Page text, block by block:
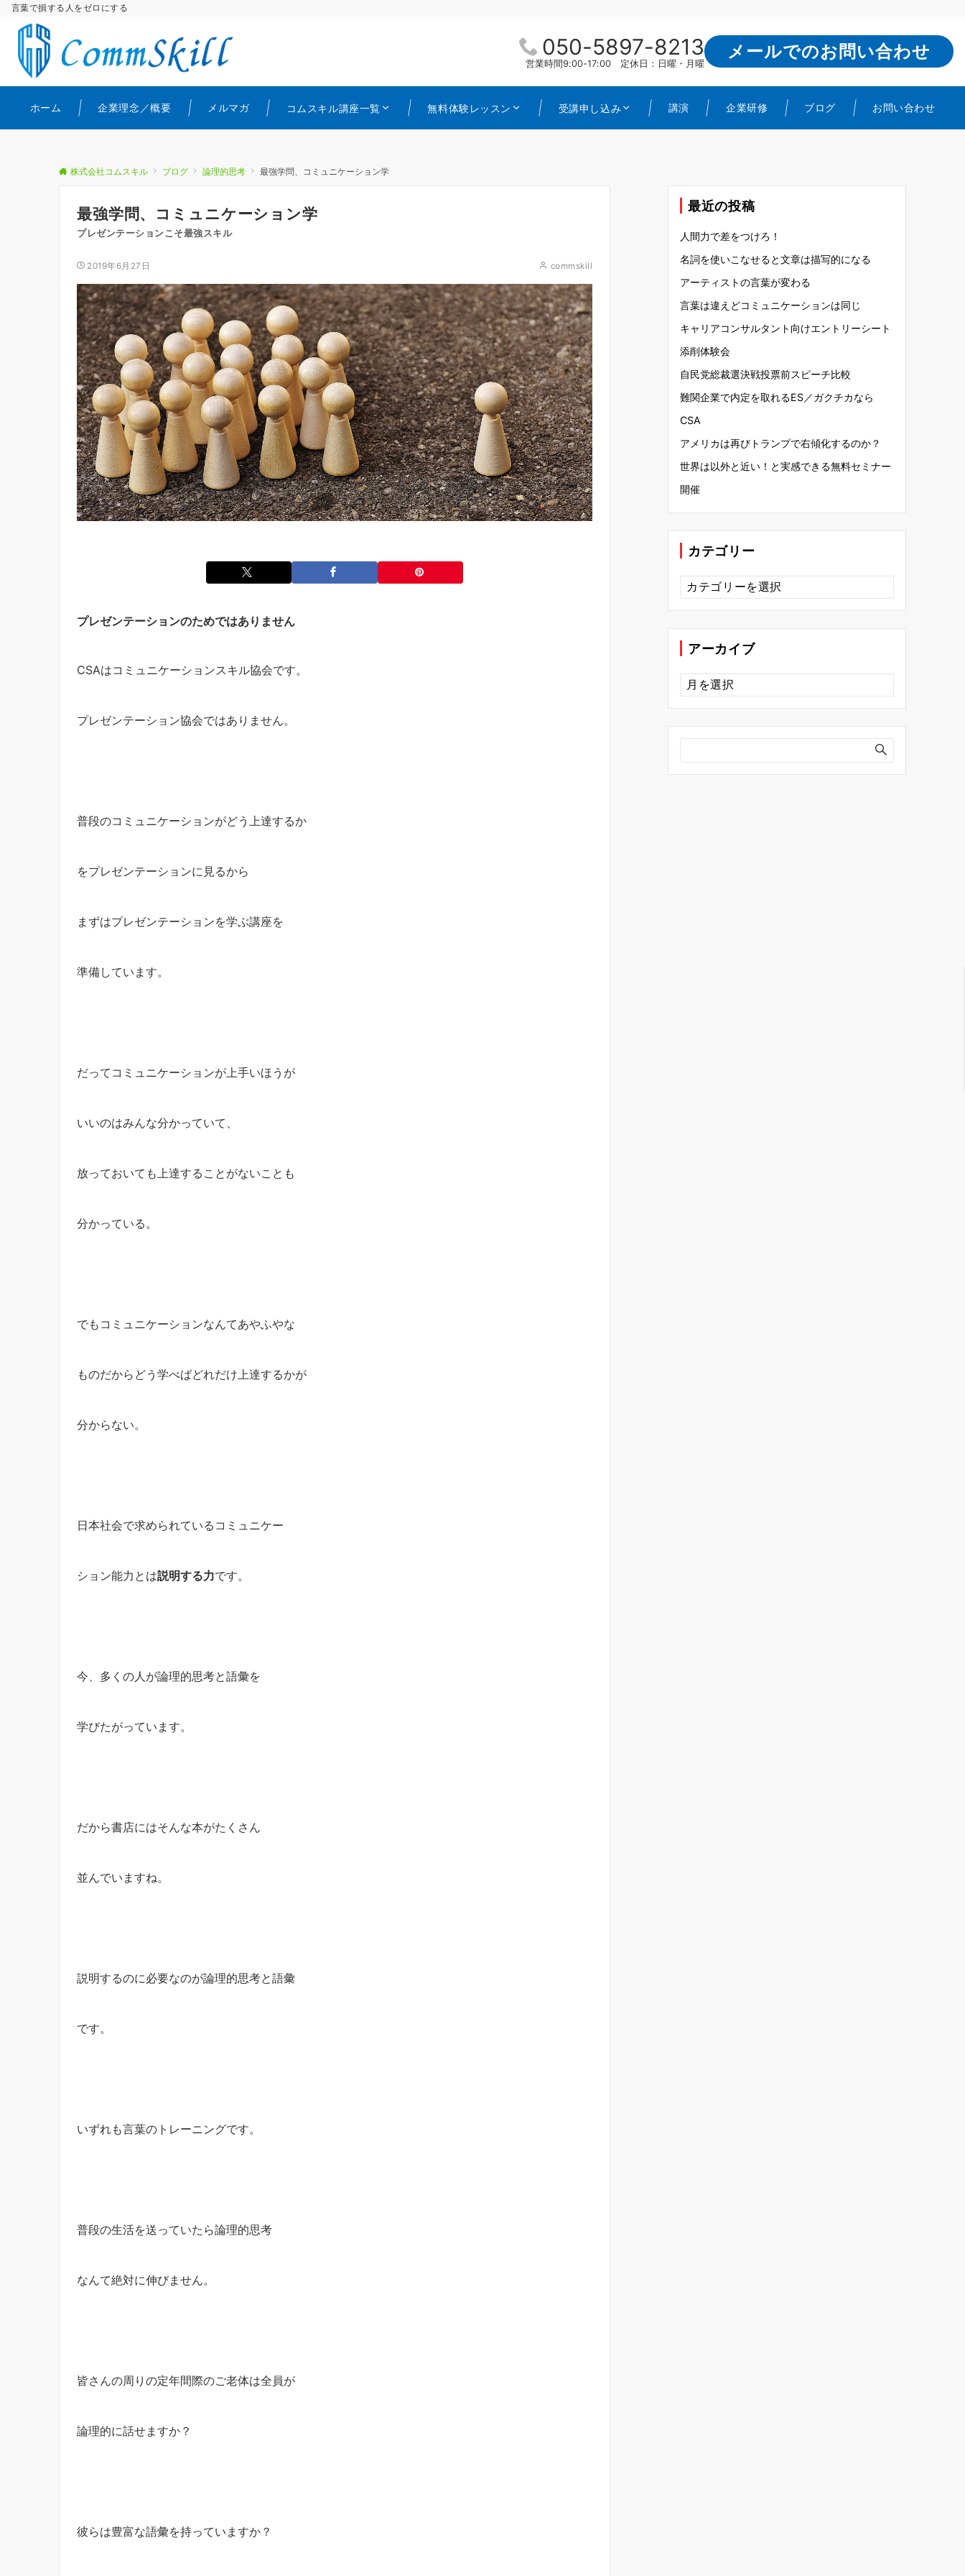
言葉で損する人をゼロにする
050-5897-8213
営業時間9:00-17:00 定休日：日曜・月曜
メールでのお問い合わせ
ホーム 企業理念／概要 メルマガ コムスキル講座一覧 無料体験レッスン 受講申し込み 講演 企業研修 ブログ お問い合わせ
株式会社コムスキル ブログ 論理的思考 最強学問、コミュニケーション学
最強学問、コミュニケーション学
プレゼンテーションこそ最強スキル
2019年6月27日 commskill
プレゼンテーションのためではありません
CSAはコミュニケーションスキル協会です。
プレゼンテーション協会ではありません。
普段のコミュニケーションがどう上達するか
をプレゼンテーションに見るから
まずはプレゼンテーションを学ぶ講座を
準備しています。
だってコミュニケーションが上手いほうが
いいのはみんな分かっていて、
放っておいても上達することがないことも
分かっている。
でもコミュニケーションなんてあやふやな
ものだからどう学べばどれだけ上達するかが
分からない。
日本社会で求められているコミュニケー
ション能力とは説明する力です。
今、多くの人が論理的思考と語彙を
学びたがっています。
だから書店にはそんな本がたくさん
並んでいますね。
説明するのに必要なのが論理的思考と語彙
です。
いずれも言葉のトレーニングです。
普段の生活を送っていたら論理的思考
なんて絶対に伸びません。
皆さんの周りの定年間際のご老体は全員が
論理的に話せますか？
彼らは豊富な語彙を持っていますか？
最近の投稿
人間力で差をつけろ！
名詞を使いこなせると文章は描写的になる
アーティストの言葉が変わる
言葉は違えどコミュニケーションは同じ
キャリアコンサルタント向けエントリーシート
添削体験会
自民党総裁選決戦投票前スピーチ比較
難関企業で内定を取れるES／ガクチカなら
CSA
アメリカは再びトランプで右傾化するのか？
世界は以外と近い！と実感できる無料セミナー
開催
カテゴリー
カ
テ
ゴ
ー
アーカイブ
ア
ー
カ
ブ